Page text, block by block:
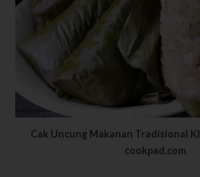
Cak Uncung Makanan Tradisional
cookpad.com